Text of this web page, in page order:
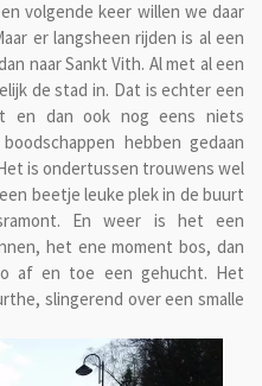
volgende keer willen we daar
er langsheen rijden is al een
naar Sankt Vith. Al met al een
de stad in. Dat is echter een
en dan ook nog eens niets
hebben gedaan
is ondertussen trouwens wel
beetje leuke plek in de buurt
En weer is het een
het ene moment bos, dan
af en toe een gehucht. Het
slingerend over een smalle